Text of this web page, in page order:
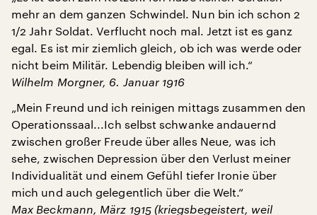
mehr an dem ganzen Schwindel. Nun bin ich schon 2
1/2 Jahr Soldat. Verflucht noch mal. Jetzt ist es ganz
egal. Es ist mir ziemlich gleich, ob ich was werde oder
nicht beim Militär. Lebendig bleiben will ich.“
Wilhelm Morgner, 6. Januar 1916
„Mein Freund und ich reinigen mittags zusammen den
Operationssaal...Ich selbst schwanke andauernd
zwischen großer Freude über alles Neue, was ich
sehe, zwischen Depression über den Verlust meiner
Individualität und einem Gefühl tiefer Ironie über
mich und auch gelegentlich über die Welt.“
Max Beckmann, März 1915 (kriegsbegeistert, weil